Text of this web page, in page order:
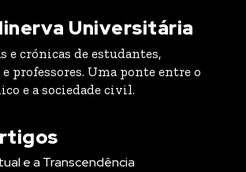
Universitária
e crónicas de estudantes,
professores. Uma ponte entre o
e a sociedade civil.
e a Transcendência